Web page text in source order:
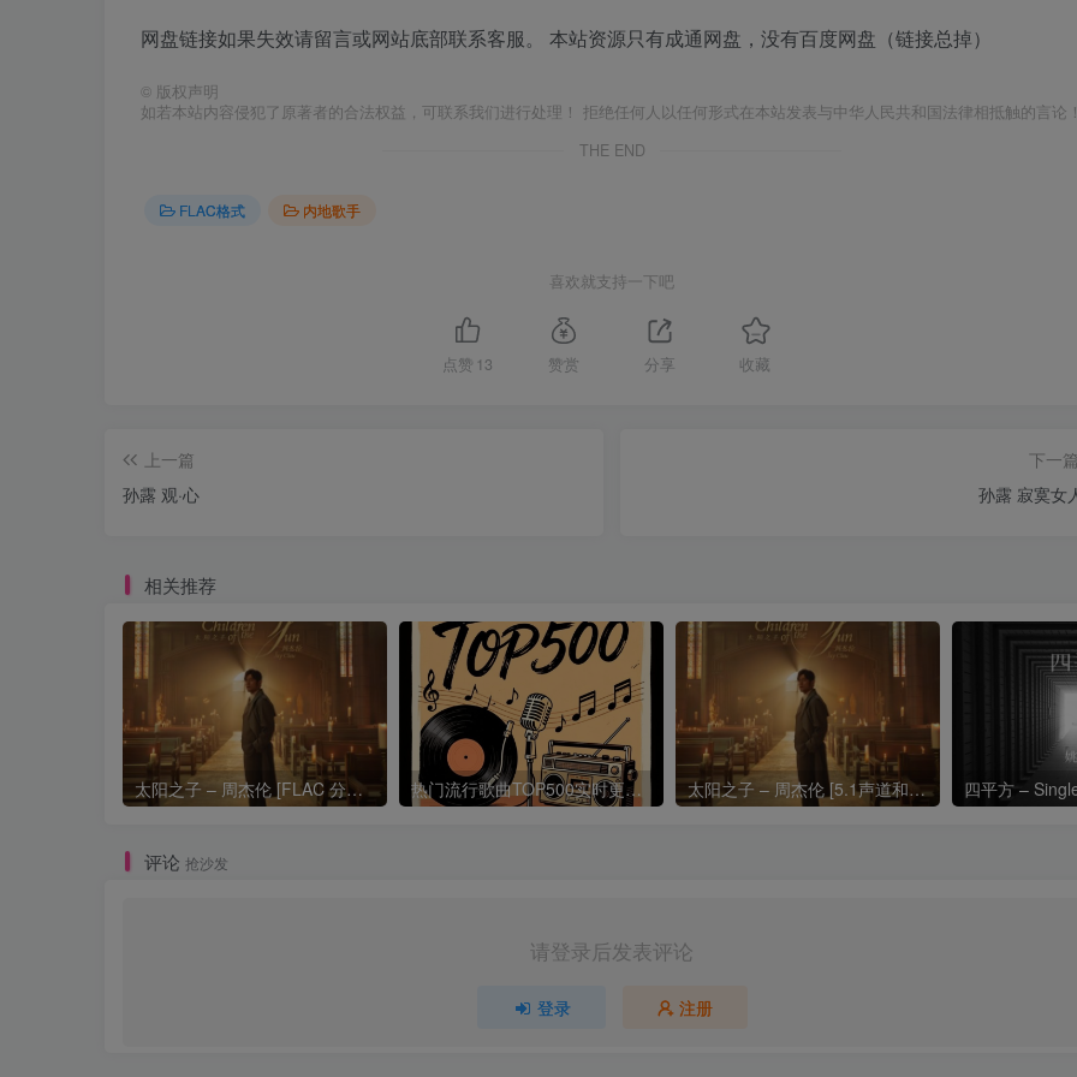
网盘链接如果失效请留言或网站底部联系客服。 本站资源只有成通网盘，没有百度网盘（链接总掉）
© 版权声明
如若本站内容侵犯了原著者的合法权益，可联系我们进行处理！ 拒绝任何人以任何形式在本站发表与中华人民共和国法律相抵触的言论！
THE END
FLAC格式 内地歌手
喜欢就支持一下吧
点赞 13 赞赏 分享 收藏
上一篇
孙露 观·心
下一篇
孙露 寂寞女
相关推荐
太阳之子 – 周杰伦 [FLAC 分轨 192Khz 24bit] 热门流行歌曲TOP500实时更新192khz/24bit【母带音质】 太阳之子 – 周杰伦 [5.1声道和192k母带] 四平方 –
评论 抢沙发
请登录后发表评论
登录 注册